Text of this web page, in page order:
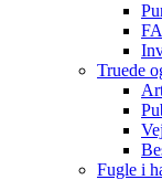
Truede
Fugle i